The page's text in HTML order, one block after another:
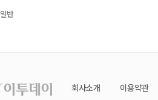
일반
회사소개 이용약관